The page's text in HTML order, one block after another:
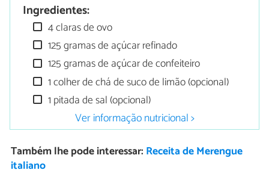
Ingredientes:
4 claras de ovo
125 gramas de açúcar refinado
125 gramas de açúcar de confeiteiro
1 colher de chá de suco de limão (opcional)
1 pitada de sal (opcional)
Ver informação nutricional >
Também lhe pode interessar: Receita de Merengue
italiano